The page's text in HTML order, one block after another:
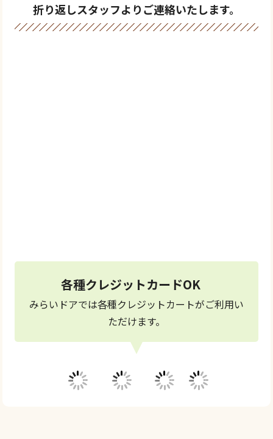
折り返しスタッフよりご連絡いたします。
24時間受付中
各種クレジットカードOK
みらいドアでは各種クレジットカートがご利用い
ただけます。